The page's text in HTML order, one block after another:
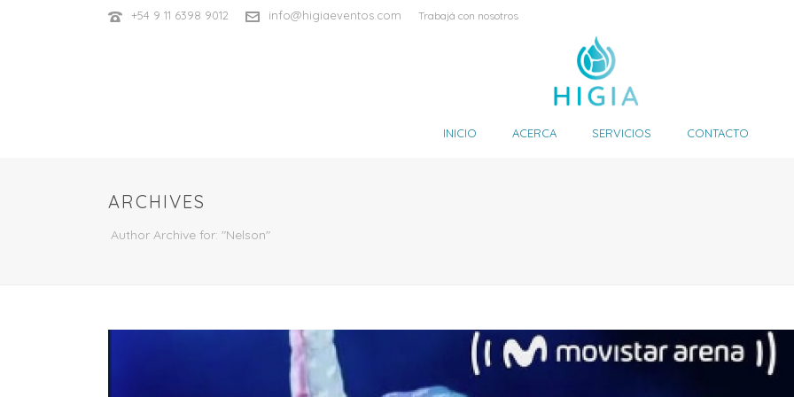
+54 9 11 6398 9012 info@higiaeventos.com Trabajá con nosotros
INICIO ACERCA SERVICIOS CONTACTO
ARCHIVES
Author Archive for: "Nelson"